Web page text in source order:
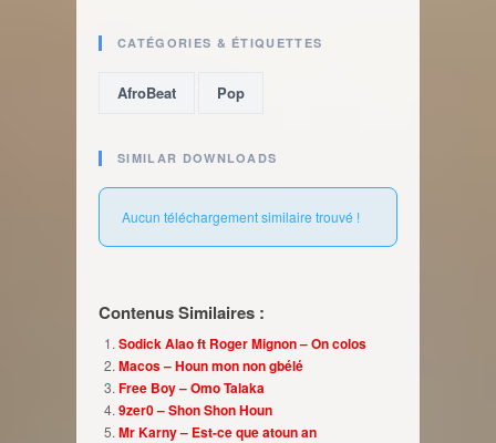
CATÉGORIES & ÉTIQUETTES
AfroBeat Pop
SIMILAR DOWNLOADS
Aucun téléchargement similaire trouvé !
Contenus Similaires :
Sodick Alao ft Roger Mignon – On colos
Macos – Houn mon non gbélé
Free Boy – Omo Talaka
9zer0 – Shon Shon Houn
Mr Karny – Est-ce que atoun an